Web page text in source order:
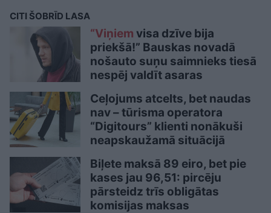
CITI ŠOBRĪD LASA
“Viņiem visa dzīve bija
priekšā!” Bauskas novadā
nošauto suņu saimnieks tiesā
nespēj valdīt asaras
Ceļojums atcelts, bet naudas
nav – tūrisma operatora
“Digitours” klienti nonākuši
neapskaužamā situācijā
Biļete maksā 89 eiro, bet pie
kases jau 96,51: pircēju
pārsteidz trīs obligātas
komisijas maksas